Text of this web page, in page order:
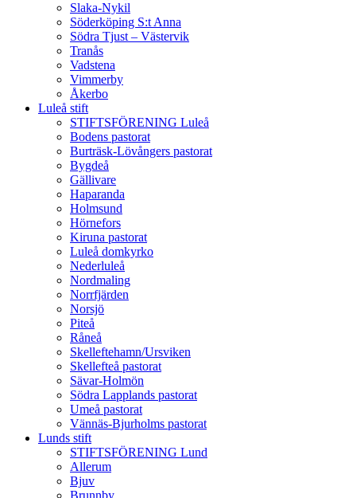
Slaka-Nykil
Söderköping S:t Anna
Södra Tjust – Västervik
Tranås
Vadstena
Vimmerby
Åkerbo
Luleå stift
STIFTSFÖRENING Luleå
Bodens pastorat
Burträsk-Lövångers pastorat
Bygdeå
Gällivare
Haparanda
Holmsund
Hörnefors
Kiruna pastorat
Luleå domkyrko
Nederluleå
Nordmaling
Norrfjärden
Norsjö
Piteå
Råneå
Skelleftehamn/Ursviken
Skellefteå pastorat
Sävar-Holmön
Södra Lapplands pastorat
Umeå pastorat
Vännäs-Bjurholms pastorat
Lunds stift
STIFTSFÖRENING Lund
Allerum
Bjuv
Brunnby